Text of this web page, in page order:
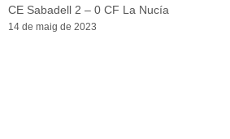
CE Sabadell 2 – 0 CF La Nucía
14 de maig de 2023